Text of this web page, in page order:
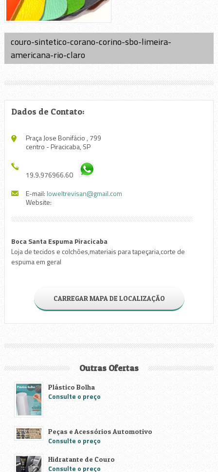
couro-sintetico-corano-corino-sbo-limeira-
americana-rio-claro
Dados de Contato:
Praça Jose Bonifácio , 799
centro - Piracicaba, SP
19.9.976966.60
E-mail:loweltrevisan@gmail.com
Website:
Boca Santa Espuma Piracicaba
Loja de tecidos e colchões,materiais para tapeçaria,corte de
espuma em geral
CARREGAR MAPA DE LOCALIZAÇÃO
Outras Ofertas
Plástico Bolha
Consulte o preço
Peças e Acessórios Automotivo
Consulte o preço
Hidratante de Couro
Consulte o preço